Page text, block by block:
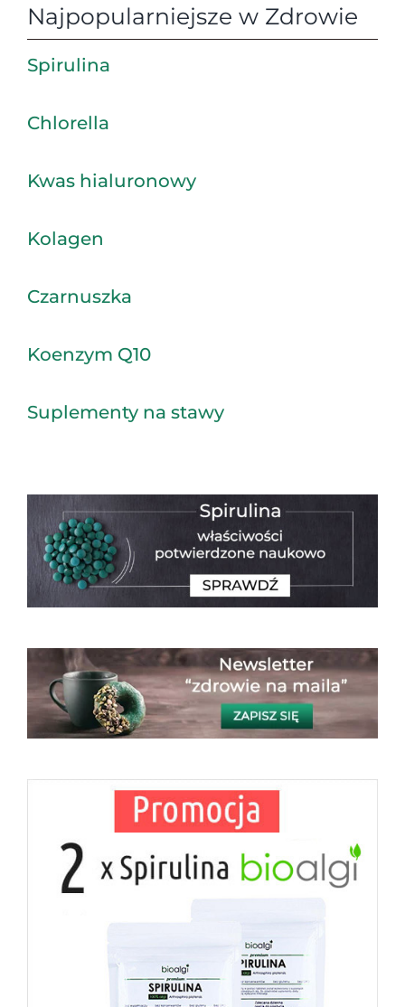
Najpopularniejsze w Zdrowie
Spirulina
Chlorella
Kwas hialuronowy
Kolagen
Czarnuszka
Koenzym Q10
Suplementy na stawy